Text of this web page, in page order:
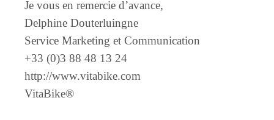
Je vous en remercie d’avance,
Delphine Douterluingne
Service Marketing et Communication
+33 (0)3 88 48 13 24
http://www.vitabike.com
VitaBike®